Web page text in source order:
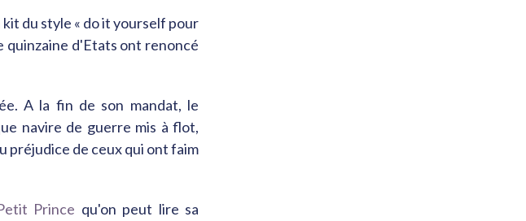
du style « do it yourself pour
quinzaine d'Etats ont renoncé
A la fin de son mandat, le
navire de guerre mis à flot,
préjudice de ceux qui ont faim
Prince qu'on peut lire sa